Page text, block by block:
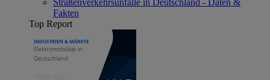
Fakten
Top Report